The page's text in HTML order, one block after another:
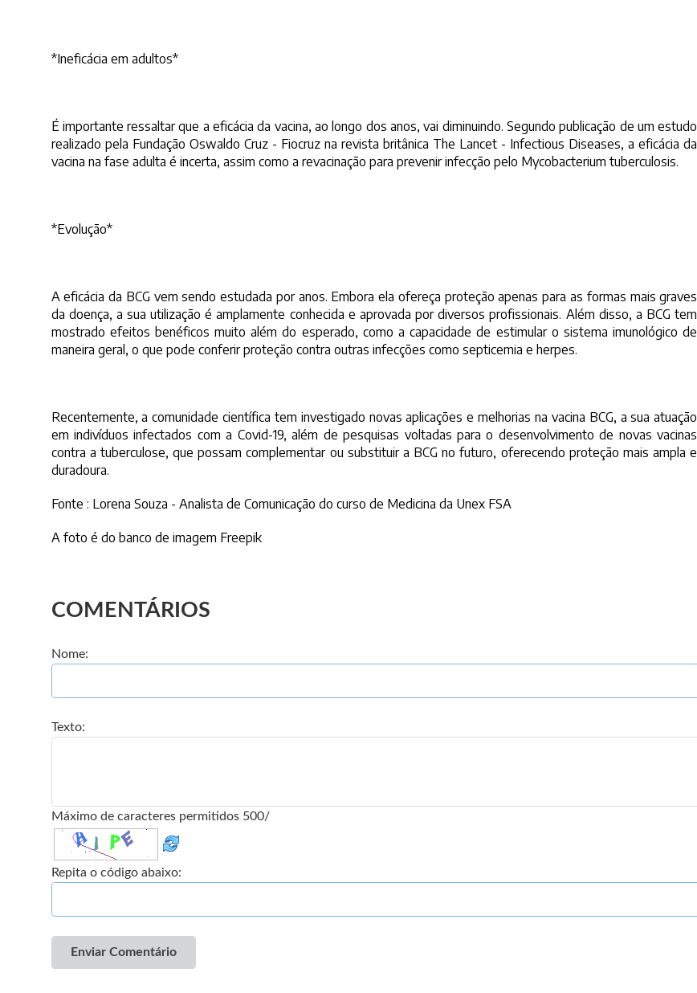
*Ineficácia em adultos*
É importante ressaltar que a eficácia da vacina, ao longo dos anos, vai diminuindo. Segundo publicação de um estudo
realizado pela Fundação Oswaldo Cruz - Fiocruz na revista britânica The Lancet - Infectious Diseases, a eficácia da
vacina na fase adulta é incerta, assim como a revacinação para prevenir infecção pelo Mycobacterium tuberculosis.
*Evolução*
A eficácia da BCG vem sendo estudada por anos. Embora ela ofereça proteção apenas para as formas mais graves
da doença, a sua utilização é amplamente conhecida e aprovada por diversos profissionais. Além disso, a BCG tem
mostrado efeitos benéficos muito além do esperado, como a capacidade de estimular o sistema imunológico de
maneira geral, o que pode conferir proteção contra outras infecções como septicemia e herpes.
Recentemente, a comunidade científica tem investigado novas aplicações e melhorias na vacina BCG, a sua atuação
em indivíduos infectados com a Covid-19, além de pesquisas voltadas para o desenvolvimento de novas vacinas
contra a tuberculose, que possam complementar ou substituir a BCG no futuro, oferecendo proteção mais ampla e
duradoura.
Fonte : Lorena Souza - Analista de Comunicação do curso de Medicina da Unex FSA
A foto é do banco de imagem Freepik
COMENTÁRIOS
Nome:
Texto:
Máximo de caracteres permitidos 500/
Repita o código abaixo:
Enviar Comentário